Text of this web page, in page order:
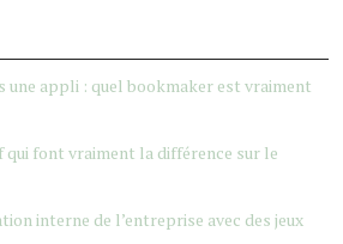
une appli : quel bookmaker est vraiment
qui font vraiment la différence sur le
interne de l’entreprise avec des jeux